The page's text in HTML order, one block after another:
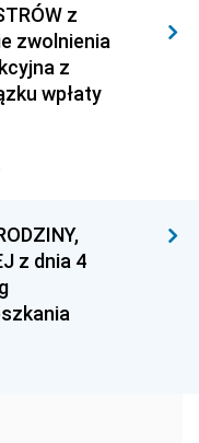
2009
2006
2003
1991
1985
z
zwolnienia
z
wpłaty
z dnia 4